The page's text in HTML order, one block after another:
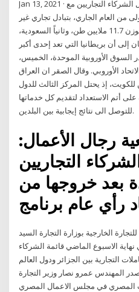
Jan 13, 2021 · ومن حيث الدول، حلت الصين كأول الشركاء التجاريين مع
من العام الجاري، بتبادل تجاري غير
نفطي، جاوز 124.45 مليار درهم، بوزن 11.7 ملايين طن، وثانياً السعودية،
إلى أن بريطانيا التي تعد إحدى أكبر
السوق الأوروبية الموحدة، الخميس،
الأوروبي. وقال الصقر ان العراق
إذ يحتل المركز الثالث للدول
أتم الاستعداد لتقديم كل خدماتها
للتوصل الى نتائج إيجابية بين البلدين.
رجال الأعمال:
التجاريين
بعد خروجها من
رأي عام برنامج
الخارجية بوزارة التجارة السيد
الاسبوع الماضي قائمة الشركاء
التجارية بين الجزائر ودول العالم
1- الصين أصدر المهندس عمرو نصار وزير التجارة
المصري في مجلس الاعمال المصري